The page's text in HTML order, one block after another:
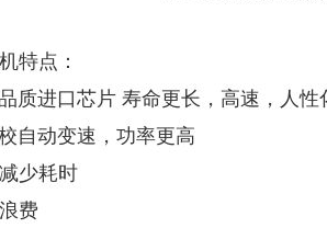
特点：
质进口芯片 寿命更长，高速，人性
自动变速，功率更高
少耗时
费